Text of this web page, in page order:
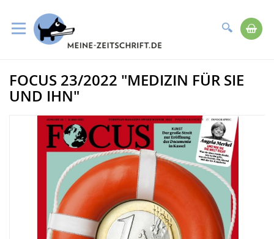
Suche
zum
Inhalt
Zum
Ende
der
Bildergalerie
FOCUS 23/2022 "MEDIZIN FÜR SIE
UND IHN"